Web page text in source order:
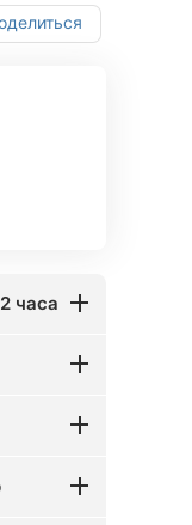
часа